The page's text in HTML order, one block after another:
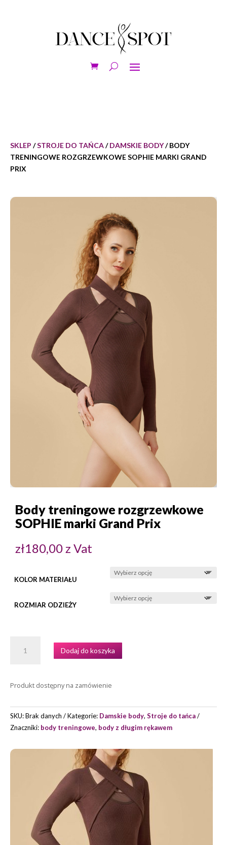
SKLEP /STROJE DO TAŃCA/DAMSKIE BODY/ BODY
TRENINGOWE ROZGRZEWKOWE SOPHIE MARKI GRAND
PRIX
Body treningowe rozgrzewkowe
SOPHIE marki Grand Prix
zł180,00z Vat
KOLOR MATERIAŁU
ROZMIAR ODZIEŻY
BODY
SOPHIE
GRAND
PRIX
Dodaj do koszyka
Produkt dostępny na zamówienie
SKU:Brak danych Kategorie: Damskie body, Stroje do tańca
Znaczniki: body treningowe, body z długim rękawem